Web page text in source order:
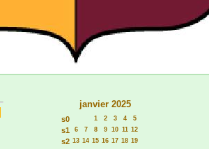
janvier 2025
s0 1 2 3 4 5
s1 6 7 8 9 10 11 12
s2 13 14 15 16 17 18 19